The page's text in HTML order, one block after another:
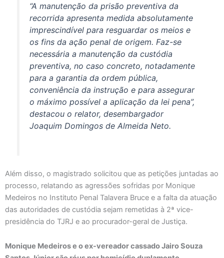
“A manutenção da prisão preventiva da
recorrida apresenta medida absolutamente
imprescindível para resguardar os meios e
os fins da ação penal de origem. Faz-se
necessária a manutenção da custódia
preventiva, no caso concreto, notadamente
para a garantia da ordem pública,
conveniência da instrução e para assegurar
o máximo possível a aplicação da lei pena”,
destacou o relator, desembargador
Joaquim Domingos de Almeida Neto.
Além disso, o magistrado solicitou que as petições juntadas ao
processo, relatando as agressões sofridas por Monique
Medeiros no Instituto Penal Talavera Bruce e a falta da atuação
das autoridades de custódia sejam remetidas à 2ª vice-
presidência do TJRJ e ao procurador-geral de Justiça.
Monique Medeiros e o ex-vereador cassado Jairo Souza